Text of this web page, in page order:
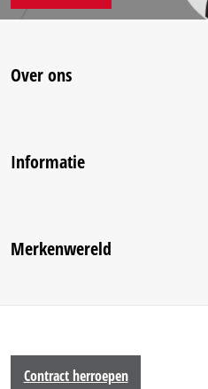
Over ons
Informatie
Merkenwereld
Contract herroepen